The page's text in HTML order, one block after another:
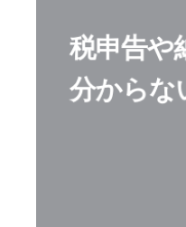
税申告や
分からな